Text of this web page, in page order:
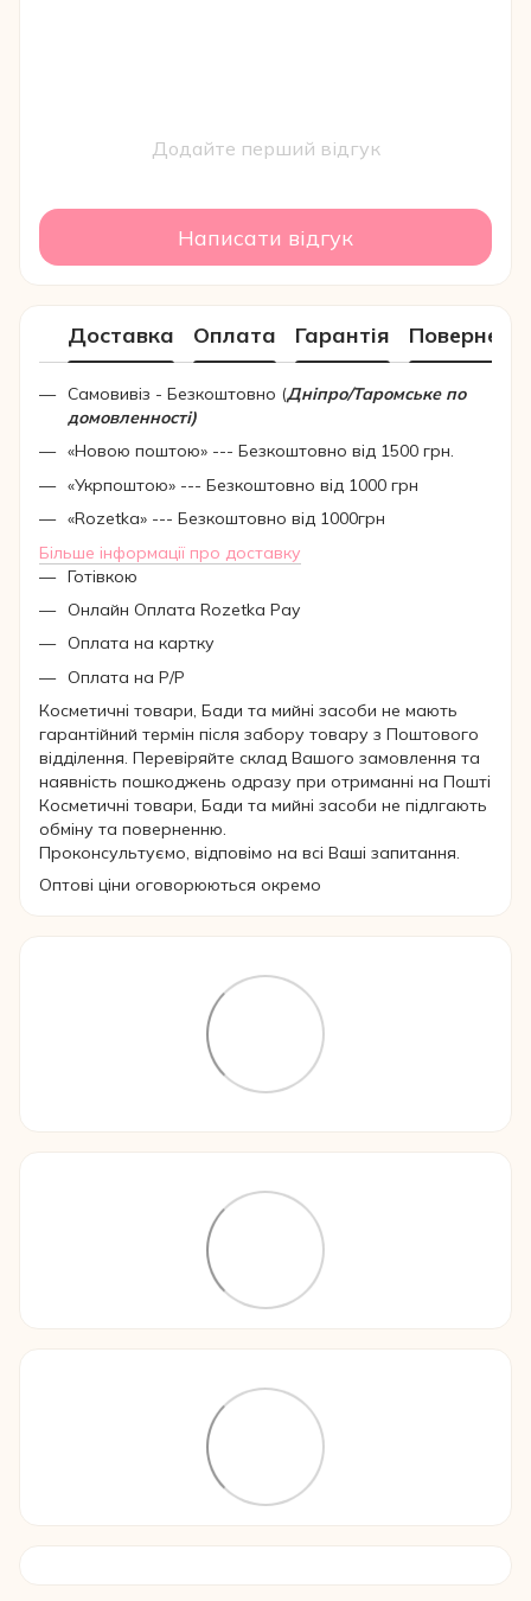
Додайте перший відгук
Написати відгук
Доставка Оплата Гарантія
Самовивіз - Безкоштовно (Дніпро/Таромське по
домовленності)
«Новою поштою» --- Безкоштовно від 1500 грн.
«Укрпоштою» --- Безкоштовно від 1000 грн
«Rozetka» --- Безкоштовно від 1000грн
Більше інформації про доставку
Готівкою
Онлайн Оплата Rozetka Pay
Оплата на картку
Оплата на Р/Р
Косметичні товари, Бади та мийні засоби не мають
гарантійний термін після забору товару з Поштового
відділення. Перевіряйте склад Вашого замовлення та
наявність пошкоджень одразу при отриманні на Пошті
Косметичні товари, Бади та мийні засоби не підлгають
обміну та поверненню.
Проконсультуємо, відповімо на всі Ваші запитання.
Оптові ціни оговорюються окремо